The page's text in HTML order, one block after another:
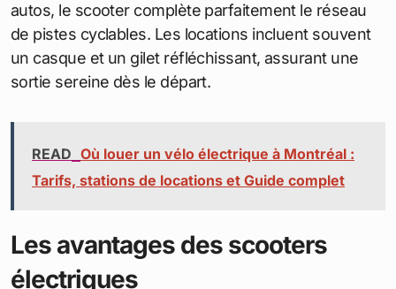
autos, le scooter complète parfaitement le réseau
de pistes cyclables. Les locations incluent souvent
un casque et un gilet réfléchissant, assurant une
sortie sereine dès le départ.
READ Où louer un vélo électrique à Montréal :
Tarifs, stations de locations et Guide complet
Les avantages des scooters
électriques